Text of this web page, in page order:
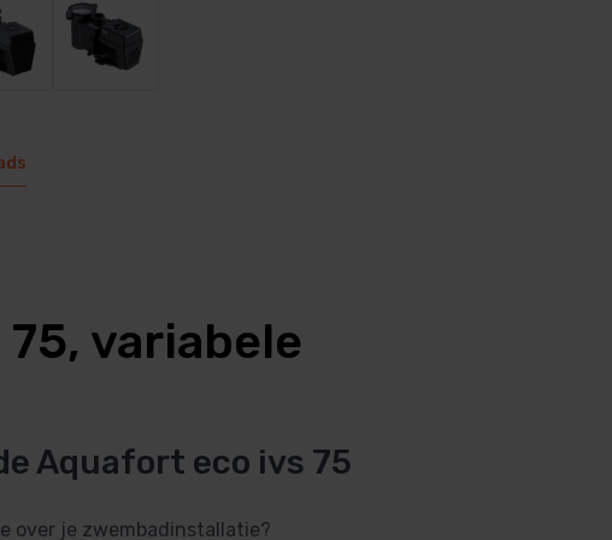
75, variabele
Aquafort eco ivs 75
over je zwembadinstallatie?